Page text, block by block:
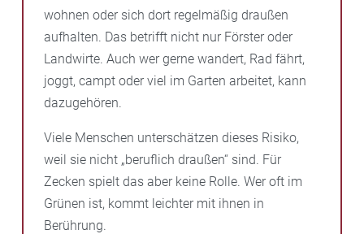
wohnen oder sich dort regelmäßig draußen
aufhalten. Das betrifft nicht nur Förster oder
Landwirte. Auch wer gerne wandert, Rad fährt,
joggt, campt oder viel im Garten arbeitet, kann
dazugehören.
Viele Menschen unterschätzen dieses Risiko,
weil sie nicht „beruflich draußen“ sind. Für
Zecken spielt das aber keine Rolle. Wer oft im
Grünen ist, kommt leichter mit ihnen in
Berührung.